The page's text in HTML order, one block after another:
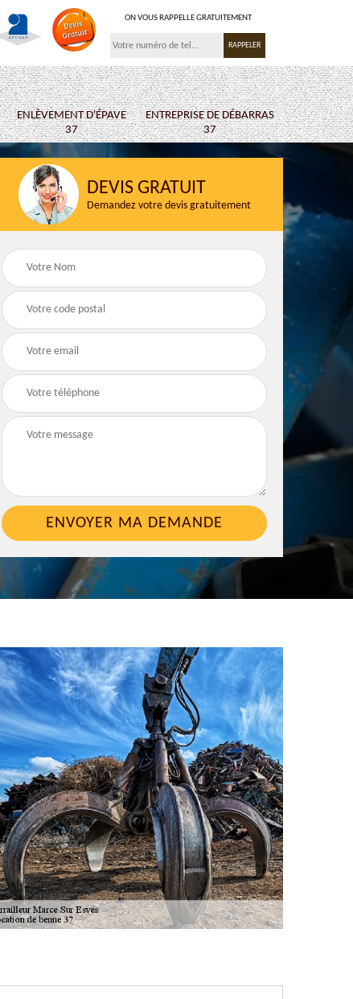
ON VOUS RAPPELLE GRATUITEMENT
ENLÈVEMENT D'ÉPAVE
37
ENTREPRISE DE DÉBARRAS
37
Location de
DEVIS GRATUIT
Demandez votre devis gratuitement